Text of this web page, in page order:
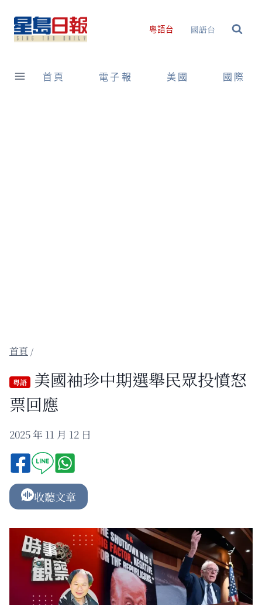
content
粵語台 國語台
首頁 電子報 美國 國際
/
粵語
美國袖珍中期選舉民眾投憤怒
票回應
2025 年 11 月 12 日
收聽文章